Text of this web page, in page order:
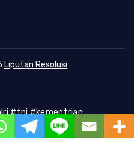
Liputan Resolusi
#tni #kementrian